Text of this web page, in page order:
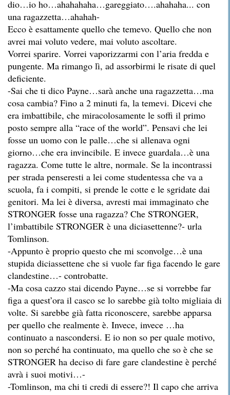
dio…io ho…ahahahaha…gareggiato….ahahaha... con
una ragazzetta…ahahah-
Ecco è esattamente quello che temevo. Quello che non
avrei mai voluto vedere, mai voluto ascoltare.
Vorrei sparire. Vorrei vaporizzarmi con l’aria fredda e
pungente. Ma rimango lì, ad assorbirmi le risate di quel
deficiente.
-Sai che ti dico Payne…sarà anche una ragazzetta…ma
cosa cambia? Fino a 2 minuti fa, la temevi. Dicevi che
era imbattibile, che miracolosamente le soffi il primo
posto sempre alla “race of the world”. Pensavi che lei
fosse un uomo con le palle…che si allenava ogni
giorno…che era invincibile. E invece guardala…è una
ragazza. Come tutte le altre, normale. Se la incontrassi
per strada penseresti a lei come studentessa che va a
scuola, fa i compiti, si prende le cotte e le sgridate dai
genitori. Ma lei è diversa, avresti mai immaginato che
STRONGER fosse una ragazza? Che STRONGER,
l’imbattibile STRONGER è una diciasettenne?- urla
Tomlinson.
-Appunto è proprio questo che mi sconvolge…è una
stupida diciassettene che si vuole far figa facendo le gare
clandestine…- controbatte.
-Ma cosa cazzo stai dicendo Payne…se si vorrebbe far
figa a quest’ora il casco se lo sarebbe già tolto migliaia di
volte. Si sarebbe già fatta riconoscere, sarebbe apparsa
per quello che realmente è. Invece, invece …ha
continuato a nascondersi. E io non so per quale motivo,
non so perché ha continuato, ma quello che so è che se
STRONGER ha deciso di fare gare clandestine è perché
avrà i suoi motivi…-
-Tomlinson, ma chi ti credi di essere?! Il capo che arriva